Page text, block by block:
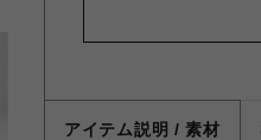
アイテム説明 / 素材